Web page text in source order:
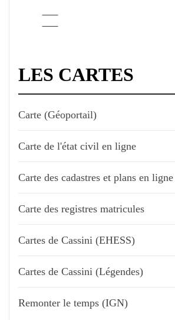
LES CARTES
Carte (Géoportail)
Carte de l'état civil en ligne
Carte des cadastres et plans en ligne
Carte des registres matricules
Cartes de Cassini (EHESS)
Cartes de Cassini (Légendes)
Remonter le temps (IGN)